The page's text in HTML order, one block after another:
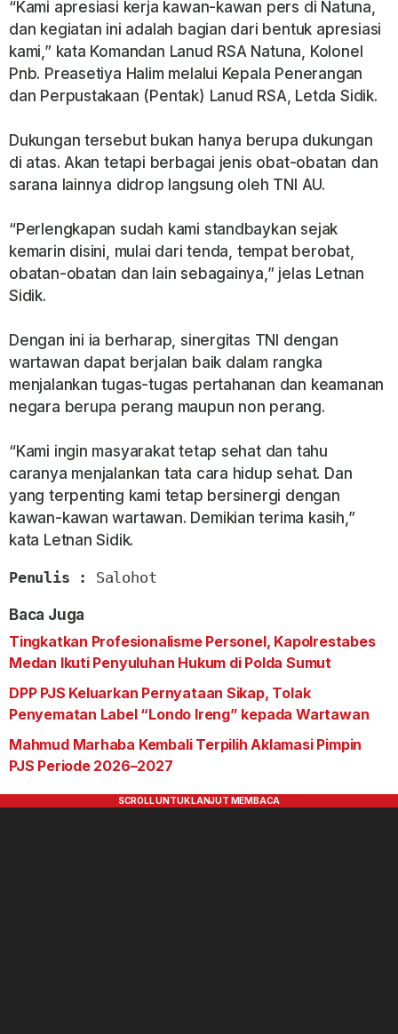
“Kami apresiasi kerja kawan-kawan pers di Natuna,
dan kegiatan ini adalah bagian dari bentuk apresiasi
kami,” kata Komandan Lanud RSA Natuna, Kolonel
Pnb. Preasetiya Halim melalui Kepala Penerangan
dan Perpustakaan (Pentak) Lanud RSA, Letda Sidik.
Dukungan tersebut bukan hanya berupa dukungan
di atas. Akan tetapi berbagai jenis obat-obatan dan
sarana lainnya didrop langsung oleh TNI AU.
“Perlengkapan sudah kami standbaykan sejak
kemarin disini, mulai dari tenda, tempat berobat,
obatan-obatan dan lain sebagainya,” jelas Letnan
Sidik.
Dengan ini ia berharap, sinergitas TNI dengan
wartawan dapat berjalan baik dalam rangka
menjalankan tugas-tugas pertahanan dan keamanan
negara berupa perang maupun non perang.
“Kami ingin masyarakat tetap sehat dan tahu
caranya menjalankan tata cara hidup sehat. Dan
yang terpenting kami tetap bersinergi dengan
kawan-kawan wartawan. Demikian terima kasih,”
kata Letnan Sidik.
Penulis : Salohot
Baca Juga
Tingkatkan Profesionalisme Personel, Kapolrestabes
Medan Ikuti Penyuluhan Hukum di Polda Sumut
DPP PJS Keluarkan Pernyataan Sikap, Tolak
Penyematan Label “Londo Ireng” kepada Wartawan
Mahmud Marhaba Kembali Terpilih Aklamasi Pimpin
PJS Periode 2026–2027